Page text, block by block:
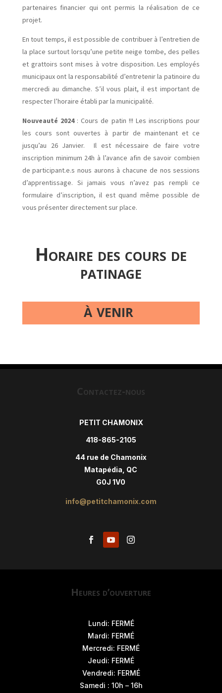
partenaires financier qui ont permis la réalisation de ce
projet.
En tout temps, il est possible de contribuer à l’entretien de
la place surtout lorsqu’une petite neige tombe, des pelles
et grattoirs sont mises à votre disposition. Les employés
municipaux ont la responsabilité d’entretenir la patinoire du
mercredi au dimanche. S’il vous plait, il est important de
respecter l’horaire établi par la municipalité.
Nouveauté 2024 : Cours de patin !!! Les inscriptions pour
les cours sont ouvertes à partir de maintenant et ce
jusqu’au 26 Janvier. Il est nécessaire de faire votre
inscription minimum 24h à l’avance afin de savoir combien
de participant.e.s nous aurons à chacune de nos sessions
d’apprentissage. Si jamais vous n’avez pas rempli ce
formulaire d’inscription, il est quand même possible de
vous présenter directement sur place.
Horaire des cours de
patinage
à venir
Contactez-nous
PETIT CHAMONIX
418-865-2105
44 rue de Chamonix
Matapédia, QC
G0J 1V0
info@petitchamonix.com
Heures d’ouverture
Lundi: FERMÉ
Mardi: FERMÉ
Mercredi: FERMÉ
Jeudi: FERMÉ
Vendredi: FERMÉ
Samedi : 10h – 16h